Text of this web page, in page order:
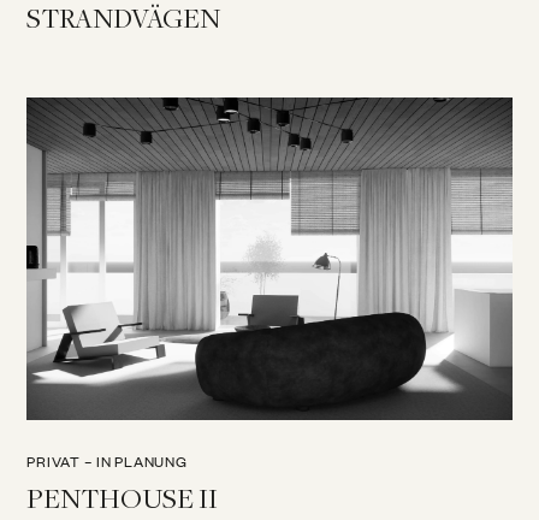
STRANDVÄGEN
PRIVAT – IN PLANUNG
PENTHOUSE II